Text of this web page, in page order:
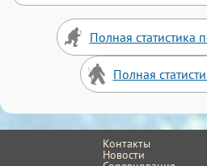
Полная статистика
Полная
Контакты
Новости